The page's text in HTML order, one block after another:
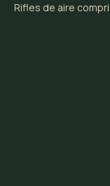
Rifles de aire